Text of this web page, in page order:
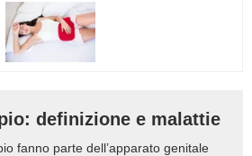
definizione e malattie
fanno parte dell’apparato genitale